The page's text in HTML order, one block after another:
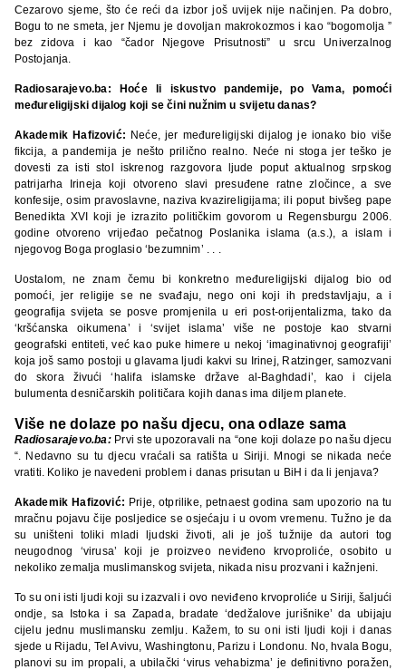
Cezarovo sjeme, što će reći da izbor još uvijek nije načinjen. Pa dobro,
Bogu to ne smeta, jer Njemu je dovoljan makrokozmos i kao “bogomolja ”
bez zidova i kao “čador Njegove Prisutnosti” u srcu Univerzalnog
Postojanja.
Radiosarajevo.ba: Hoće li iskustvo pandemije, po Vama, pomoći
međureligijski dijalog koji se čini nužnim u svijetu danas?
Akademik Hafizović: Neće, jer međureligijski dijalog je ionako bio više
fikcija, a pandemija je nešto prilično realno. Neće ni stoga jer teško je
dovesti za isti stol iskrenog razgovora ljude poput aktualnog srpskog
patrijarha Irineja koji otvoreno slavi presuđene ratne zločince, a sve
konfesije, osim pravoslavne, naziva kvazireligijama; ili poput bivšeg pape
Benedikta XVI koji je izrazito političkim govorom u Regensburgu 2006.
godine otvoreno vrijeđao pečatnog Poslanika islama (a.s.), a islam i
njegovog Boga proglasio ‘bezumnim’ . . .
Uostalom, ne znam čemu bi konkretno međureligijski dijalog bio od
pomoći, jer religije se ne svađaju, nego oni koji ih predstavljaju, a i
geografija svijeta se posve promjenila u eri post-orijentalizma, tako da
‘kršćanska oikumena’ i ‘svijet islama’ više ne postoje kao stvarni
geografski entiteti, već kao puke himere u nekoj ‘imaginativnoj geografiji’
koja još samo postoji u glavama ljudi kakvi su Irinej, Ratzinger, samozvani
do skora živući ‘halifa islamske države al-Baghdadi’, kao i cijela
bulumenta desničarskih političara kojih danas ima diljem planete.
Više ne dolaze po našu djecu, ona odlaze sama
Radiosarajevo.ba: Prvi ste upozoravali na “one koji dolaze po našu djecu
“. Nedavno su tu djecu vraćali sa ratišta u Siriji. Mnogi se nikada neće
vratiti. Koliko je navedeni problem i danas prisutan u BiH i da li jenjava?
Akademik Hafizović: Prije, otprilike, petnaest godina sam upozorio na tu
mračnu pojavu čije posljedice se osjećaju i u ovom vremenu. Tužno je da
su uništeni toliki mladi ljudski životi, ali je još tužnije da autori tog
neugodnog ‘virusa’ koji je proizveo neviđeno krvoproliće, osobito u
nekoliko zemalja muslimanskog svijeta, nikada nisu prozvani i kažnjeni.
To su oni isti ljudi koji su izazvali i ovo neviđeno krvoproliće u Siriji, šaljući
ondje, sa Istoka i sa Zapada, bradate ‘dedžalove jurišnike’ da ubijaju
cijelu jednu muslimansku zemlju. Kažem, to su oni isti ljudi koji i danas
sjede u Rijadu, Tel Avivu, Washingtonu, Parizu i Londonu. No, hvala Bogu,
planovi su im propali, a ubilački ‘virus vehabizma’ je definitivno poražen,